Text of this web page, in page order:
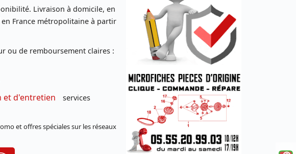
Livraison à domicile, en
en France métropolitaine à partir
ou de remboursement claires :
et d'entretien
services
et offres spéciales sur les réseaux